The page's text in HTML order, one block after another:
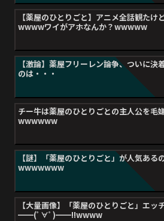
【薬屋のひとりごと】アニメ全話観たけ
wwwwワイがアホなんか？wwwww
【激論】薬屋フリーレン論争、ついに
のは・・・
チー牛は薬屋のひとりごとの主人公を毛
wwwwww
【謎】「薬屋のひとりごと」が人気ある
wwwwwww
【大量画像】「薬屋のひとりごと」エッ
━━(ﾟ∀ﾟ)━━!!wwww